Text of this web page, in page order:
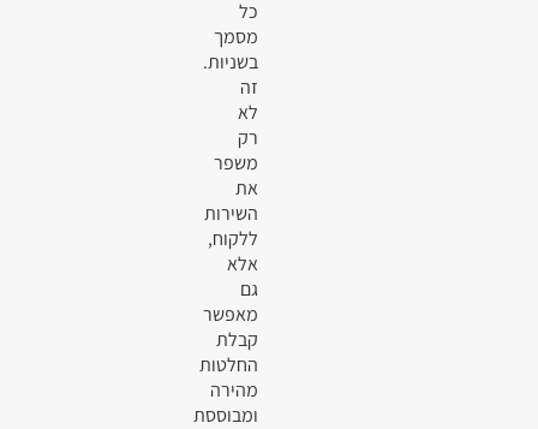
כל
מסמך
בשניות.
זה
לא
רק
משפר
את
השירות
ללקוח,
אלא
גם
מאפשר
קבלת
החלטות
מהירה
ומבוססת